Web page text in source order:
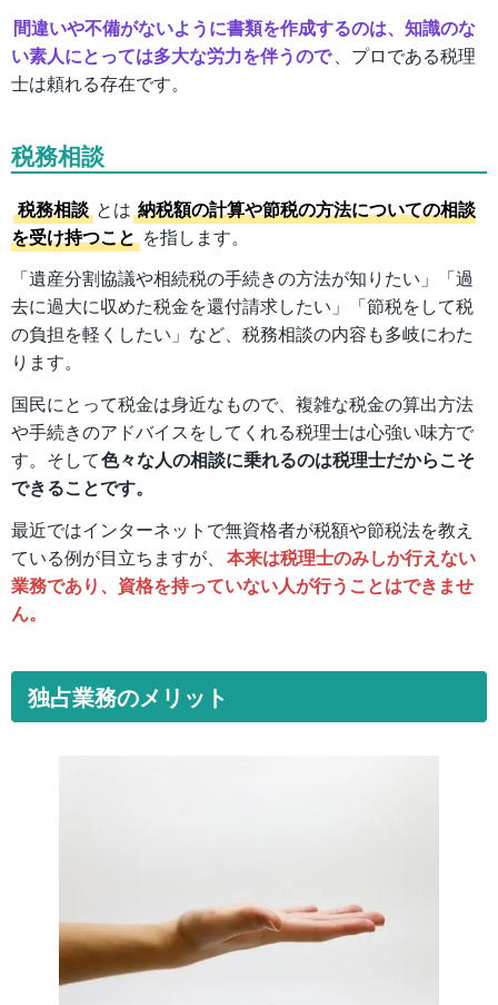
間違いや不備がないように書類を作成するのは、知識のな
い素人にとっては多大な労力を伴うので、プロである税理
士は頼れる存在です。
税務相談
税務相談 とは 納税額の計算や節税の方法についての相談
を受け持つこと を指します。
「遺産分割協議や相続税の手続きの方法が知りたい」「過
去に過大に収めた税金を還付請求したい」「節税をして税
の負担を軽くしたい」など、税務相談の内容も多岐にわた
ります。
国民にとって税金は身近なもので、複雑な税金の算出方法
や手続きのアドバイスをしてくれる税理士は心強い味方で
す。そして色々な人の相談に乗れるのは税理士だからこそ
できることです。
最近ではインターネットで無資格者が税額や節税法を教え
ている例が目立ちますが、 本来は税理士のみしか行えない
業務であり、資格を持っていない人が行うことはできませ
ん。
独占業務のメリット